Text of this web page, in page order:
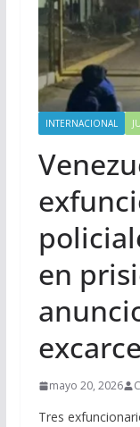
INTERNACIONAL
en
mayo 20, 2026
Tres